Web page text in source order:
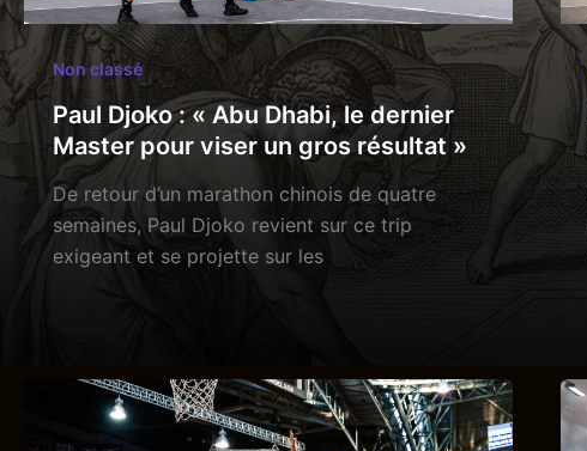
Non classé
Paul Djoko : « Abu Dhabi, le dernier
Master pour viser un gros résultat »
De retour d’un marathon chinois de quatre
semaines, Paul Djoko revient sur ce trip
exigeant et se projette sur les